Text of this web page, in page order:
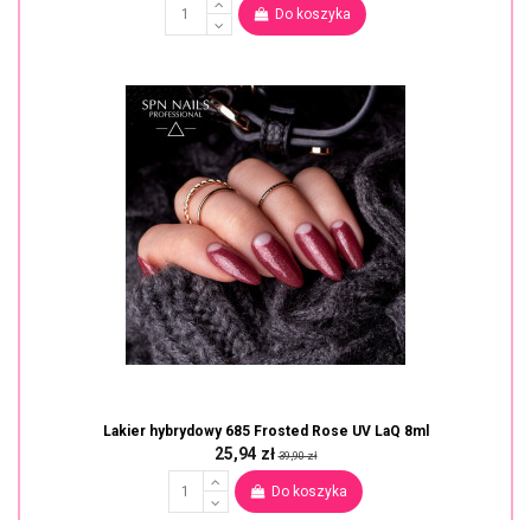
Do koszyka
Lakier hybrydowy 685 Frosted Rose UV LaQ 8ml
25,94 zł39,90 zł
Do koszyka